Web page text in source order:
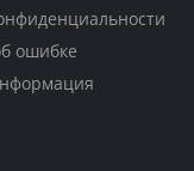
ошибке